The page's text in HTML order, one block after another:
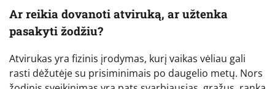
Ar reikia dovanoti atviruką, ar užtenka
pasakyti žodžiu?
Atvirukas yra fizinis įrodymas, kurį vaikas vėliau gali
rasti dėžutėje su prisiminimais po daugelio metų. Nors